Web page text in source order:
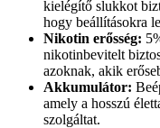
kielégítő slukkot
hogy beállításokra
Nikotin erősség:
nikotinbevitelt
azoknak, akik
Akkumulátor:
amely a hosszú
szolgáltat.